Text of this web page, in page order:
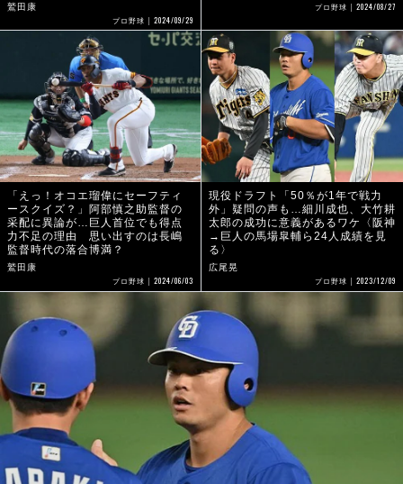
鷲田康
プロ野球 2024/09/29
プロ野球 2024/08/27
「えっ！オコエ瑠偉にセーフティ
ースクイズ？」阿部慎之助監督の
采配に異論が…巨人首位でも得点
力不足の理由 思い出すのは長嶋
監督時代の落合博満？
鷲田康
プロ野球 2024/06/03
現役ドラフト「50％が1年で戦力
外」疑問の声も…細川成也、大竹耕
太郎の成功に意義があるワケ〈阪神
→巨人の馬場皐輔ら24人成績を見
る〉
広尾晃
プロ野球 2023/12/09